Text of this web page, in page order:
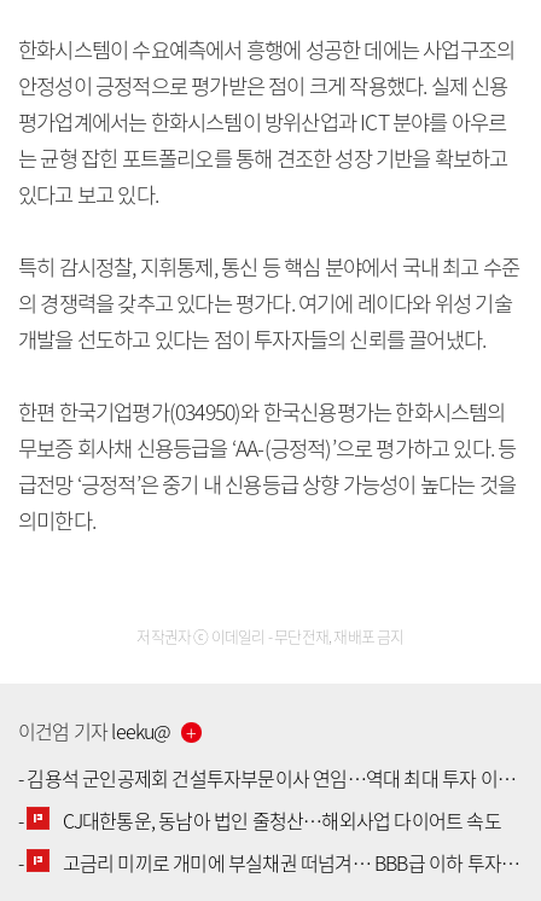
한화시스템이 수요예측에서 흥행에 성공한 데에는 사업구조의
안정성이 긍정적으로 평가받은 점이 크게 작용했다. 실제 신용
평가업계에서는 한화시스템이 방위산업과 ICT 분야를 아우르
는 균형 잡힌 포트폴리오를 통해 견조한 성장 기반을 확보하고
있다고 보고 있다.
특히 감시정찰, 지휘통제, 통신 등 핵심 분야에서 국내 최고 수준
의 경쟁력을 갖추고 있다는 평가다. 여기에 레이다와 위성 기술
개발을 선도하고 있다는 점이 투자자들의 신뢰를 끌어냈다.
한편 한국기업평가(034950)와 한국신용평가는 한화시스템의
무보증 회사채 신용등급을 ‘AA-(긍정적)’으로 평가하고 있다. 등
급전망 ‘긍정적’은 중기 내 신용등급 상향 가능성이 높다는 것을
의미한다.
저작권자 ⓒ 이데일리 - 무단전재, 재배포 금지
이건엄 기자leeku@
-김용석 군인공제회 건설투자부문이사 연임…역대 최대 투자 이익 달성
-
CJ대한통운, 동남아 법인 줄청산…해외사업 다이어트 속도
-
고금리 미끼로 개미에 부실채권 떠넘겨… BBB급 이하 투자 허들 높여야
[공지] 유료서비스 가입 안내